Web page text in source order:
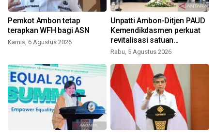
Pemkot Ambon tetap
terapkan WFH bagi ASN
Kamis, 6 Agustus 2026
Unpatti Ambon-Ditjen PAUD
Kemendikdasmen perkuat
revitalisasi satuan
pendidikan
Rabu, 5 Agustus 2026